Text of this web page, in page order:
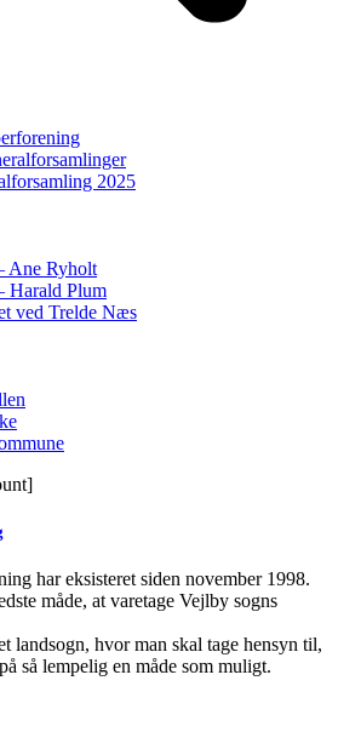
2025
Ane Ryholt
Harald Plum
ved Trelde Næs
har eksisteret siden november 1998.
måde, at varetage Vejlby sogns
landsogn, hvor man skal tage hensyn til,
så lempelig en måde som muligt.